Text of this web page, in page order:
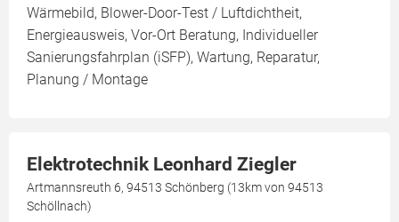
Wärmebild, Blower-Door-Test / Luftdichtheit,
Energieausweis, Vor-Ort Beratung, Individueller
Sanierungsfahrplan (iSFP), Wartung, Reparatur,
Planung / Montage
Elektrotechnik Leonhard Ziegler
Artmannsreuth 6, 94513 Schönberg (13km von 94513
Schöllnach)